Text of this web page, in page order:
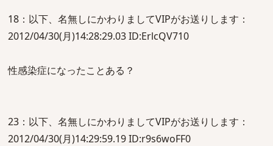
18：以下、名無しにかわりましてVIPがお送りします：
2012/04/30(月)14:28:29.03 ID:ErlcQV710
性感染症になったことある？
23：以下、名無しにかわりましてVIPがお送りします：
2012/04/30(月)14:29:59.19 ID:r9s6woFF0